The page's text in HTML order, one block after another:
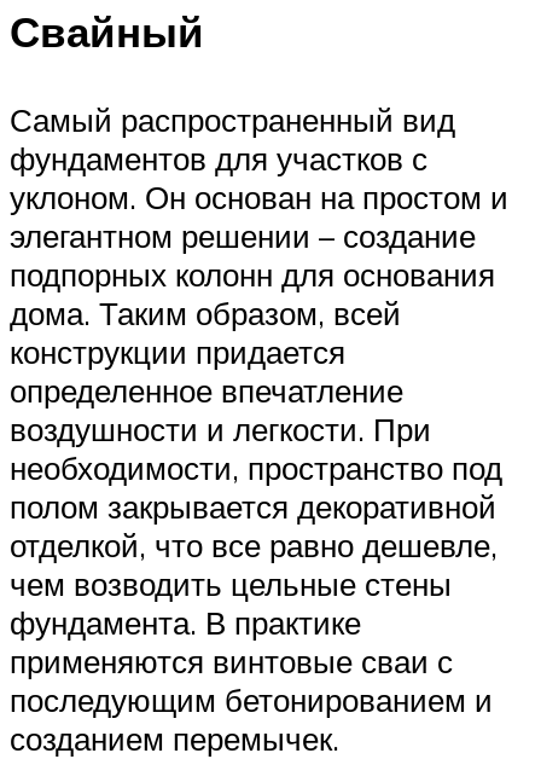
Свайный
Самый распространенный вид
фундаментов для участков с
уклоном. Он основан на простом и
элегантном решении – создание
подпорных колонн для основания
дома. Таким образом, всей
конструкции придается
определенное впечатление
воздушности и легкости. При
необходимости, пространство под
полом закрывается декоративной
отделкой, что все равно дешевле,
чем возводить цельные стены
фундамента. В практике
применяются винтовые сваи с
последующим бетонированием и
созданием перемычек.